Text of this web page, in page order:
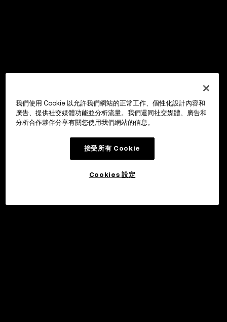
我們使用 Cookie 以允許我們網站的正常工作、個性化設計內容和
廣告、提供社交媒體功能並分析流量。我們還同社交媒體、廣告和
分析合作夥伴分享有關您使用我們網站的信息。
接受所有 Cookie
Cookies 設定